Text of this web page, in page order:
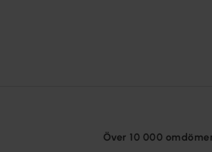
Över 10 000